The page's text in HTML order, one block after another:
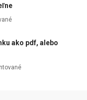
ako pdf, alebo